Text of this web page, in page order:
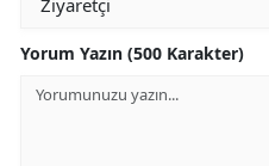
Yorum Yazın (500 Karakter)